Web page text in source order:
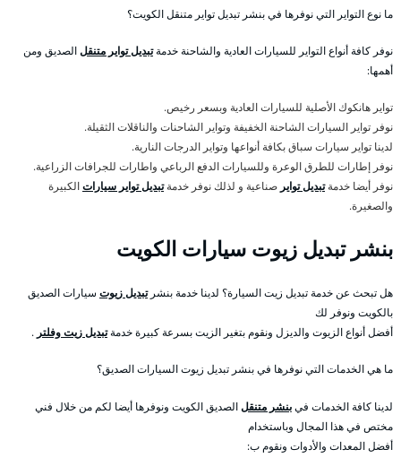
ما نوع التواير التي نوفرها في بنشر تبديل تواير متنقل الكويت؟
نوفر كافة أنواع التواير للسيارات العادية والشاحنة خدمةتبديل تواير متنقلالصديق ومن
أهمها:
تواير هانكوك الأصلية للسيارات العادية وبسعر رخيص.
نوفر تواير السيارات الشاحنة الخفيفة وتواير الشاحنات والناقلات الثقيلة.
لدينا تواير سيارات سباق بكافة أنواعها وتواير الدرجات النارية.
نوفر إطارات للطرق الوعرة وللسيارات الدفع الرباعي واطارات للجرافات الزراعية.
نوفر أيضا خدمةتبديل تواير صناعية و لذلك نوفر خدمةتبديل تواير سياراتالكبيرة
والصغيرة.
بنشر تبديل زيوت سيارات الكويت
هل تبحث عن خدمة تبديل زيت السيارة؟ لدينا خدمة بنشرتبديل زيوت سيارات الصديق
بالكويت ونوفر لك
أفضل أنواع الزيوت والديزل ونقوم بتغير الزيت بسرعة كبيرة خدمةتبديل زيت وفلتر .
ما هي الخدمات التي نوفرها في بنشر تبديل زيوت السيارات الصديق؟
لدينا كافة الخدمات فيبنشر متنقلالصديق الكويت ونوفرها أيضا لكم من خلال فني
مختص في هذا المجال وباستخدام
أفضل المعدات والأدوات ونقوم ب: